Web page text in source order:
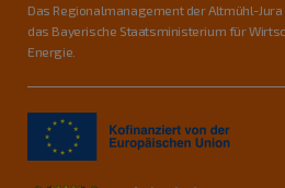
Das Regionalmanagement der Altmühl-
das Bayerische Staatsministerium für
Energie.